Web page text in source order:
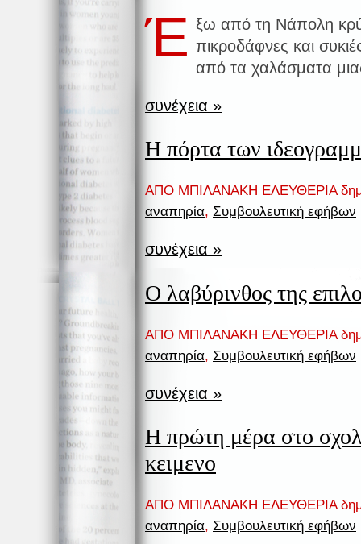
Έ ξω από τη Νάπολη
πικροδάφνες και
από τα χαλάσματα
συνέχεια »
Η πόρτα των
ΑΠΟ ΜΠΙΛΑΝΑΚΗ ΕΛΕΥΘΕΡΙΑ
αναπηρία, Συμβουλευτική εφήβων
συνέχεια »
Ο λαβύρινθος της
ΑΠΟ ΜΠΙΛΑΝΑΚΗ ΕΛΕΥΘΕΡΙΑ
αναπηρία, Συμβουλευτική εφήβων
συνέχεια »
Η πρώτη μέρα στο
κειμενο
ΑΠΟ ΜΠΙΛΑΝΑΚΗ ΕΛΕΥΘΕΡΙΑ
αναπηρία, Συμβουλευτική εφήβων